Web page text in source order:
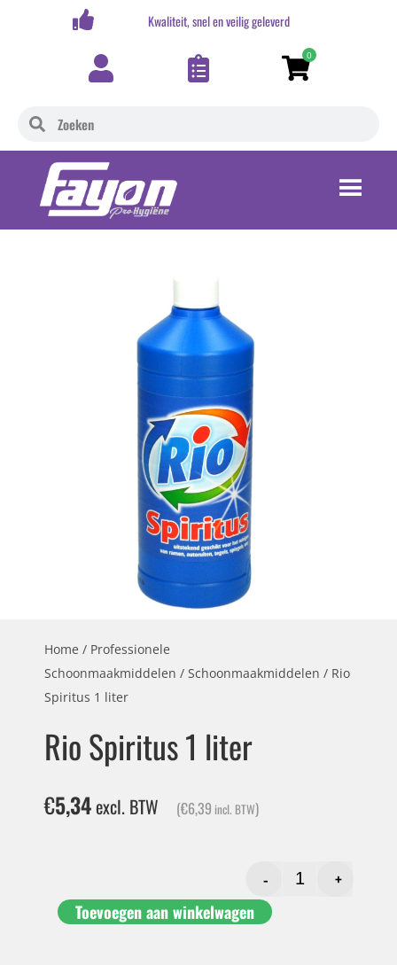
Kwaliteit, snel en veilig geleverd
0
Home / Professionele
Schoonmaakmiddelen / Schoonmaakmiddelen / Rio
Spiritus 1 liter
Rio Spiritus 1 liter
€5,34excl. BTW (€6,39 incl. BTW)
-
+
Toevoegen aan winkelwagen